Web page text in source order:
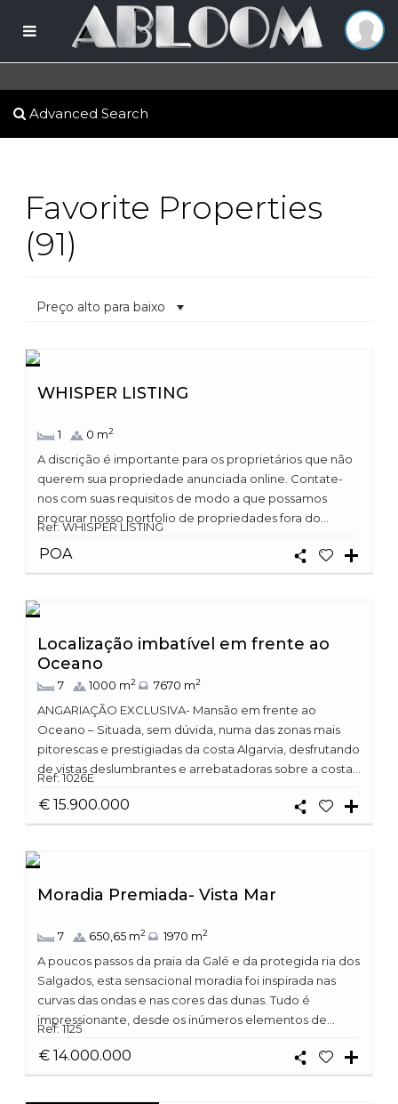
Advanced Search
Favorite Properties
(91)
Preço alto para baixo
WHISPER LISTING
1 0 m2
A discrição é importante para os proprietários que não
querem sua propriedade anunciada online. Contate-
nos com suas requisitos de modo a que possamos
procurar nosso portfolio de propriedades fora do...
Ref: WHISPER LISTING
POA
Localização imbatível em frente ao
Oceano
7 1000 m2 7670 m2
ANGARIAÇÃO EXCLUSIVA- Mansão em frente ao
Oceano – Situada, sem dúvida, numa das zonas mais
pitorescas e prestigiadas da costa Algarvia, desfrutando
de vistas deslumbrantes e arrebatadoras sobre a costa...
Ref: 1026E
€ 15.900.000
Moradia Premiada- Vista Mar
7 650,65 m2 1970 m2
A poucos passos da praia da Galé e da protegida ria dos
Salgados, esta sensacional moradia foi inspirada nas
curvas das ondas e nas cores das dunas. Tudo é
impressionante, desde os inúmeros elementos de...
Ref: 1125
€ 14.000.000